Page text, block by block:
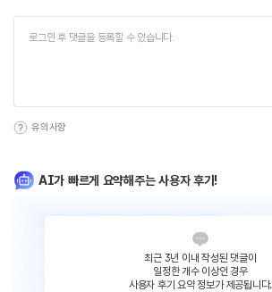
유의사항
AI가 빠르게 요약해주는 사용자 후기!
최근 3년 이내 작성된 댓글이
일정한 개수 이상인 경우
사용자 후기 요약 정보가 제공됩니다.